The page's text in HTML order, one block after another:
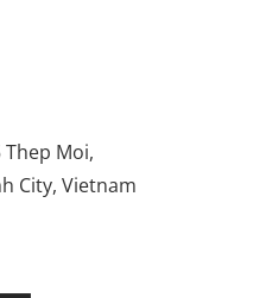
Thep Moi,
City, Vietnam